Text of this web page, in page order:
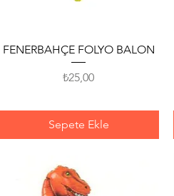
Hızlı Bakış
FENERBAHÇE FOLYO BALON
Fiyat
₺25,00
Sepete Ekle